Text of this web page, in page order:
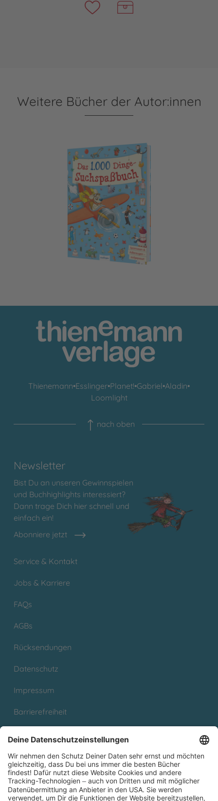
Weitere Bücher der Autor:innen
Das 1000 Dinge-Suchspaßbuch
Thienemann•Esslinger•Planet!•Gabriel•Aladin•
Loomlight
nach oben
Newsletter
Bist Du an unseren Gewinnspielen
und Buchhighlights interessiert?
Dann trage Dich hier schnell und
einfach ein!
Abonniere jetzt
Service & Kontakt
Jobs & Karriere
FAQs
AGBs
Rücksendungen
Datenschutz
Impressum
Barrierefreiheit
Partnerprogramm (Affiliate)
Folge uns auf